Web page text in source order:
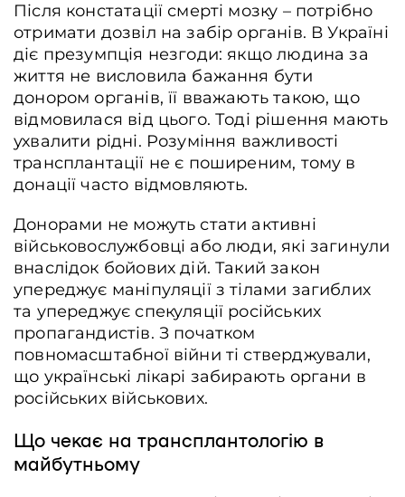
Після констатації смерті мозку – потрібно
отримати дозвіл на забір органів. В Україні
діє презумпція незгоди: якщо людина за
життя не висловила бажання бути
донором органів, її вважають такою, що
відмовилася від цього. Тоді рішення мають
ухвалити рідні. Розуміння важливості
трансплантації не є поширеним, тому в
донації часто відмовляють.
Донорами не можуть стати активні
військовослужбовці або люди, які загинули
внаслідок бойових дій. Такий закон
упереджує маніпуляції з тілами загиблих
та упереджує спекуляції російських
пропагандистів. З початком
повномасштабної війни ті стверджували,
що українські лікарі забирають органи в
російських військових.
Що чекає на трансплантологію в
майбутньому